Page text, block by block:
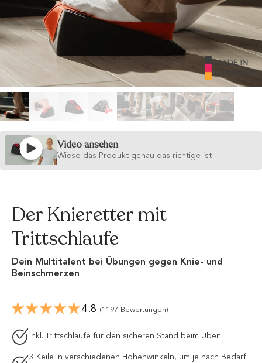
Video ansehen
Wieso das Produkt genau das richtige ist
Der Knieretter mit
Trittschlaufe
Dein Multitalent bei Übungen gegen Knie- und
Beinschmerzen
4.8 (1197 Bewertungen)
Inkl. Trittschlaufe für den sicheren Stand beim Üben
3 Keile in verschiedenen Höhenwinkeln, um je nach Bedarf